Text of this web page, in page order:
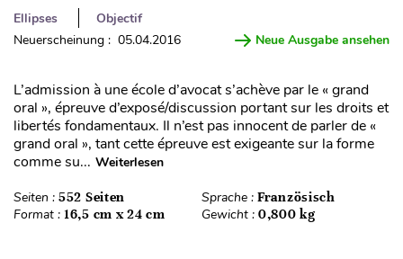
Ellipses
Objectif
Neuerscheinung : 05.04.2016
Neue Ausgabe ansehen
L’admission à une école d’avocat s’achève par le « grand
oral », épreuve d’exposé/discussion portant sur les droits et
libertés fondamentaux. Il n’est pas innocent de parler de «
grand oral », tant cette épreuve est exigeante sur la forme
comme su... Weiterlesen
Seiten : 552 Seiten Sprache : Französisch
Format : 16,5 cm x 24 cm Gewicht : 0,800 kg